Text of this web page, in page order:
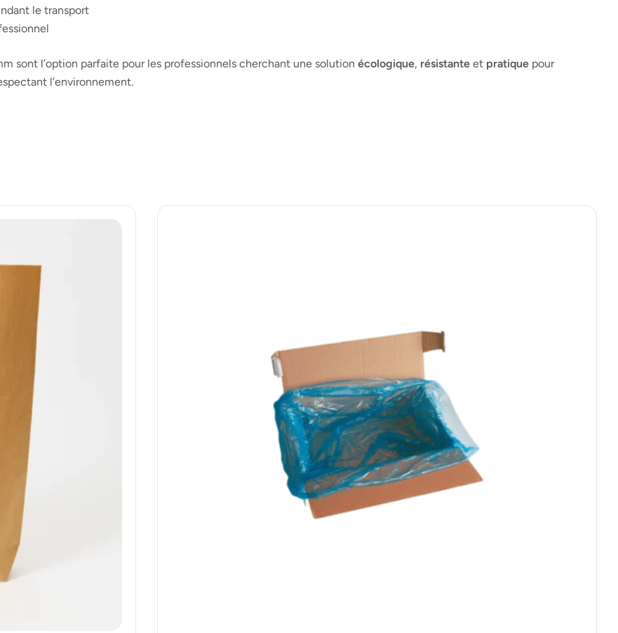
le transport
sont l’option parfaite pour les professionnels cherchant une solution écologique, résistante et pratique pour
l’environnement.